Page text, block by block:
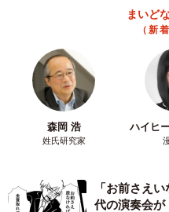
まいど
（新
森岡 浩
姓氏研究家
ハイヒ
「お前さえ
代の演奏会